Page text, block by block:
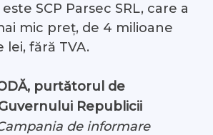
SCP Parsec SRL, care a
mic preț, de 4 milioane
lei, fără TVA.
purtătorul de
Republicii
de informare